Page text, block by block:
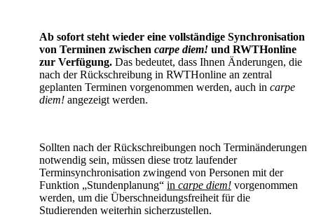
Ab sofort steht wieder eine vollständige Synchronisation
von Terminen zwischen carpe diem! und RWTHonline
zur Verfügung. Das bedeutet, dass Ihnen Änderungen, die
nach der Rückschreibung in RWTHonline an zentral
geplanten Terminen vorgenommen werden, auch in carpe
diem! angezeigt werden.
Sollten nach der Rückschreibungen noch Terminänderungen
notwendig sein, müssen diese trotz laufender
Terminsynchronisation zwingend von Personen mit der
Funktion „Stundenplanung“ in carpe diem! vorgenommen
werden, um die Überschneidungsfreiheit für die
Studierenden weiterhin sicherzustellen.